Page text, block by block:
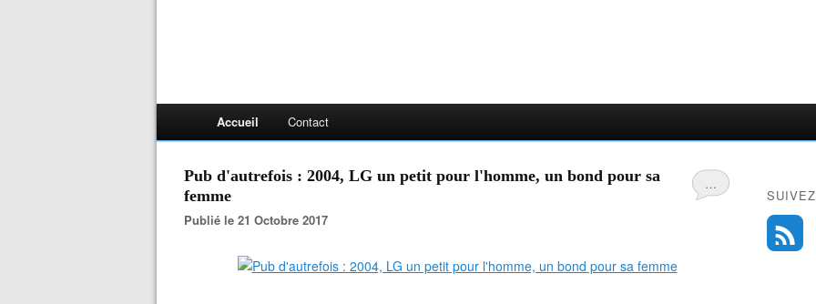
Accueil Contact
…
Pub d'autrefois : 2004, LG un petit pour l'homme, un bond pour sa
femme
Publié le 21 Octobre 2017